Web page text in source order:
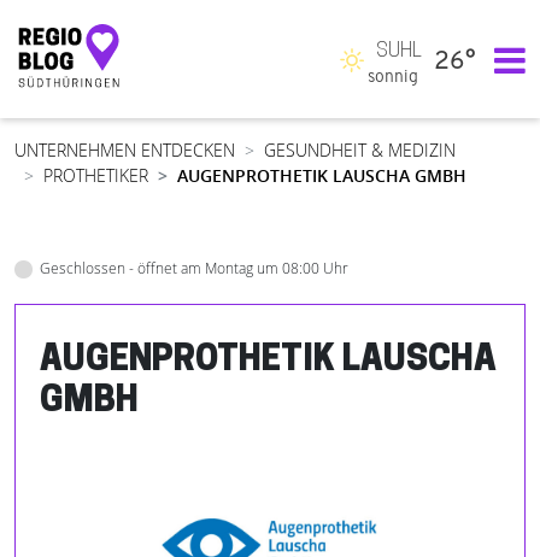
Hauptnavigation
SUHL
sonnig
26°
UNTERNEHMEN ENTDECKEN
GESUNDHEIT & MEDIZIN
PROTHETIKER
AUGENPROTHETIK LAUSCHA GMBH
Geschlossen - öffnet am Montag um 08:00 Uhr
AUGENPROTHETIK LAUSCHA
GMBH